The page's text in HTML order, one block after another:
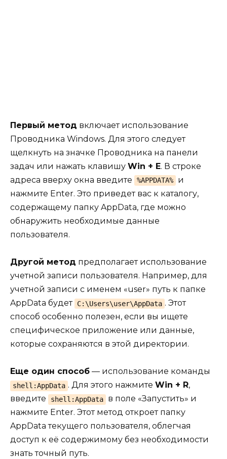
Первый метод включает использование
Проводника Windows. Для этого следует
щелкнуть на значке Проводника на панели
задач или нажать клавишу Win + E. В строке
адреса вверху окна введите
%APPDATA%
и
нажмите Enter. Это приведет вас к каталогу,
содержащему папку AppData, где можно
обнаружить необходимые данные
пользователя.
Другой метод предполагает использование
учетной записи пользователя. Например, для
учетной записи с именем «user» путь к папке
AppData будет C:\Users\user\AppData . Этот
способ особенно полезен, если вы ищете
специфическое приложение или данные,
которые сохраняются в этой директории.
Еще один способ — использование команды
shell:AppData . Для этого нажмите Win + R,
введите
shell:AppData
в поле «Запустить» и
нажмите Enter. Этот метод откроет папку
AppData текущего пользователя, облегчая
доступ к её содержимому без необходимости
знать точный путь.